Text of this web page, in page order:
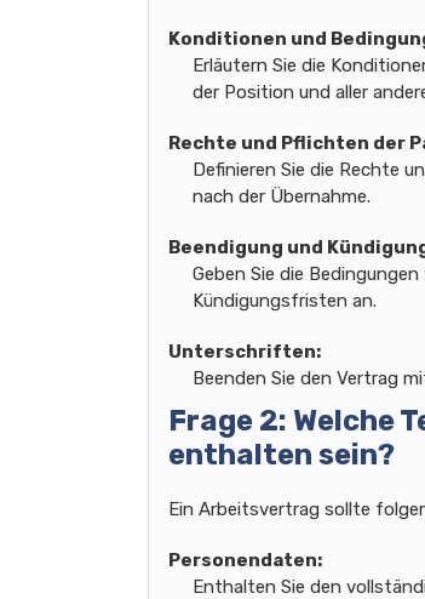
Konditionen und
Erläutern Sie die
der Position und aller
Rechte und Pflichten der
Definieren Sie die Rechte
nach der Übernahme.
Beendigung und
Geben Sie die
Kündigungsfristen an.
Unterschriften:
Beenden Sie den Vertrag
Frage 2: Welche
enthalten sein?
Ein Arbeitsvertrag sollte
Personendaten:
Enthalten Sie den